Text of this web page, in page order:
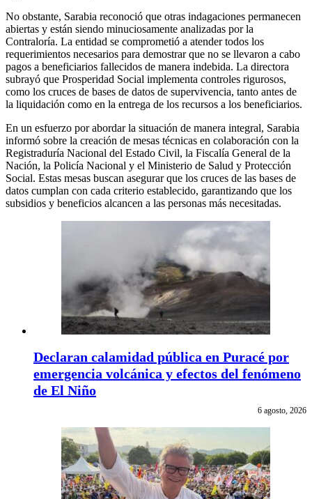
No obstante, Sarabia reconoció que otras indagaciones permanecen
abiertas y están siendo minuciosamente analizadas por la
Contraloría. La entidad se comprometió a atender todos los
requerimientos necesarios para demostrar que no se llevaron a cabo
pagos a beneficiarios fallecidos de manera indebida. La directora
subrayó que Prosperidad Social implementa controles rigurosos,
como los cruces de bases de datos de supervivencia, tanto antes de
la liquidación como en la entrega de los recursos a los beneficiarios.
En un esfuerzo por abordar la situación de manera integral, Sarabia
informó sobre la creación de mesas técnicas en colaboración con la
Registraduría Nacional del Estado Civil, la Fiscalía General de la
Nación, la Policía Nacional y el Ministerio de Salud y Protección
Social. Estas mesas buscan asegurar que los cruces de las bases de
datos cumplan con cada criterio establecido, garantizando que los
subsidios y beneficios alcancen a las personas más necesitadas.
Declaran calamidad pública en Puracé por
emergencia volcánica y efectos del fenómeno
de El Niño
6 agosto, 2026